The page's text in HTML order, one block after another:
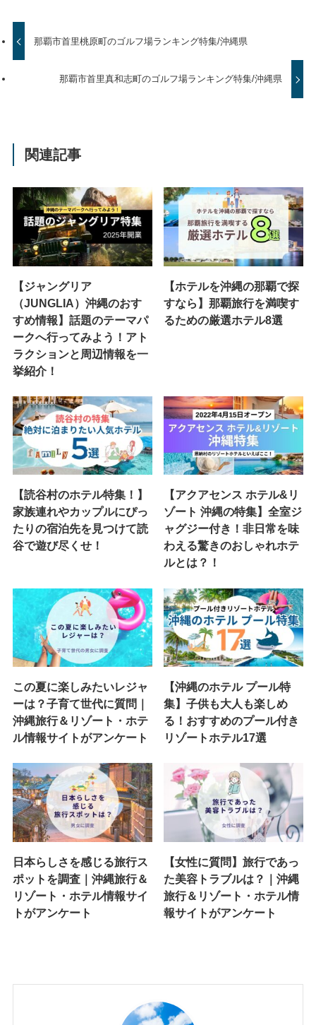
那覇市首里桃原町のゴルフ場ランキング特集/沖縄県
那覇市首里真和志町のゴルフ場ランキング特集/沖縄県
関連記事
【ジャングリア
（JUNGLIA）沖縄のおす
すめ情報】話題のテーマパ
ークへ行ってみよう！アト
ラクションと周辺情報を一
挙紹介！
【ホテルを沖縄の那覇で探
すなら】那覇旅行を満喫す
るための厳選ホテル8選
【読谷村のホテル特集！】
家族連れやカップルにぴっ
たりの宿泊先を見つけて読
谷で遊び尽くせ！
【アクアセンス ホテル&リ
ゾート 沖縄の特集】全室ジ
ャグジー付き！非日常を味
わえる驚きのおしゃれホテ
ルとは？！
この夏に楽しみたいレジャ
ーは？子育て世代に質問｜
沖縄旅行＆リゾート・ホテ
ル情報サイトがアンケート
【沖縄のホテル プール特
集】子供も大人も楽しめ
る！おすすめのプール付き
リゾートホテル17選
日本らしさを感じる旅行ス
ポットを調査｜沖縄旅行＆
リゾート・ホテル情報サイ
トがアンケート
【女性に質問】旅行であっ
た美容トラブルは？｜沖縄
旅行＆リゾート・ホテル情
報サイトがアンケート